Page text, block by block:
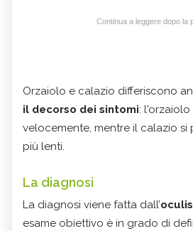
Continua a leggere dopo la
Orzaiolo e calazio differiscono
il decorso dei sintomi:
velocemente, mentre il calazio si
più lenti.
La diagnosi
La diagnosi viene fatta dall’
esame obiettivo è in grado di